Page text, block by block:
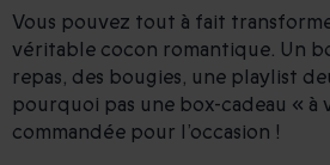
Vous pouvez tout à fait
véritable cocon romantique. Un
repas, des bougies, une playlist
pourquoi pas une box-cadeau « à
commandée pour l’occasion !